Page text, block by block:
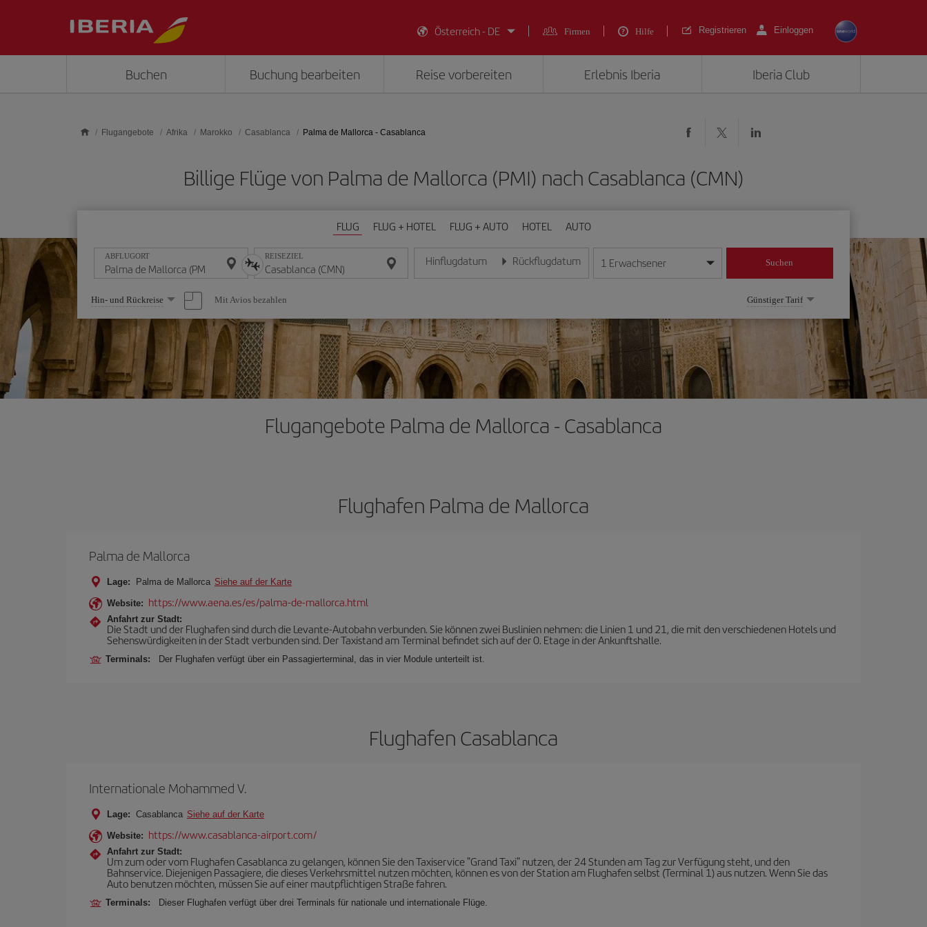
Österreich - DE
Firmen Hilfe Registrieren Einloggen
Buchen Buchung bearbeiten Reise vorbereiten Erlebnis Iberia Iberia Club
Flugangebote Afrika Marokko Casablanca Palma de Mallorca - Casablanca
Billige Flüge von Palma de Mallorca (PMI) nach Casablanca (CMN)
FLUG FLUG + HOTEL FLUG + AUTO HOTEL AUTO
ABFLUGORT REISEZIEL Hinflugdatum
Geben Sie das Datum im Format Tag/Monat/Jahr ein
Rückflugdatum
Geben Sie das Datum im Format Tag/Monat/Jahr ein
1 Erwachsener Suchen
Wählen
Sie
eine
Option
Hin- und Rückreise Mit Avios bezahlen Günstiger Tarif
Flugangebote Palma de Mallorca - Casablanca
Flughafen Palma de Mallorca
Palma de Mallorca
Lage: Palma de Mallorca Siehe auf der Karte
Website: https://www.aena.es/es/palma-de-mallorca.html
Anfahrt zur Stadt:
Die Stadt und der Flughafen sind durch die Levante-Autobahn verbunden. Sie können zwei Buslinien nehmen: die Linien 1 und 21, die mit den verschiedenen Hotels und
Sehenswürdigkeiten in der Stadt verbunden sind. Der Taxistand am Terminal befindet sich auf der 0. Etage in der Ankunftshalle.
Terminals: Der Flughafen verfügt über ein Passagierterminal, das in vier Module unterteilt ist.
Flughafen Casablanca
Internationale Mohammed V.
Lage: Casablanca Siehe auf der Karte
Website: https://www.casablanca-airport.com/
Anfahrt zur Stadt:
Um zum oder vom Flughafen Casablanca zu gelangen, können Sie den Taxiservice "Grand Taxi" nutzen, der 24 Stunden am Tag zur Verfügung steht, und den
Bahnservice. Diejenigen Passagiere, die dieses Verkehrsmittel nutzen möchten, können es von der Station am Flughafen selbst (Terminal 1) aus nutzen. Wenn Sie das
Auto benutzen möchten, müssen Sie auf einer mautpflichtigen Straße fahren.
Terminals: Dieser Flughafen verfügt über drei Terminals für nationale und internationale Flüge.